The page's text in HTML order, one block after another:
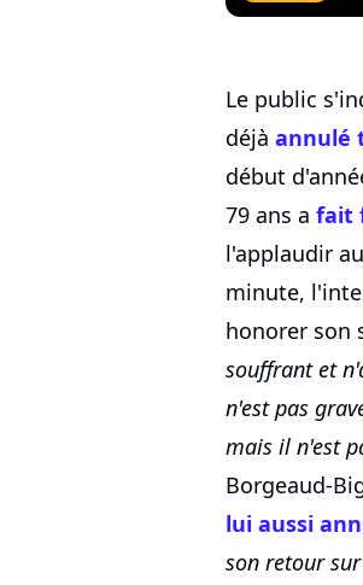
Le public
déjà annulé
début
79 ans a fait
l'applaudir
minute,
honorer son
souffrant et
n'est pas
mais il n'est
Borgeaud-
lui aussi
son retour